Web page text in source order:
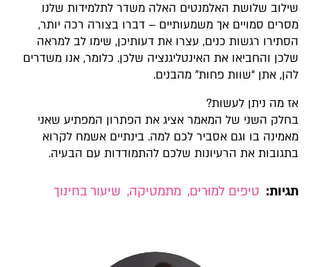
שילוב שלושת האלמנטים האלה משדר לתלמידות שלנו
מסרים סמויים אך משמעותיים – דברו בצורה רכה יותר,
הסתירו רגשות כנים, עצרו את דעותיכן, שימו לב למראה
שלכן והחביאו את האינטליגנציה שלכן. כלומר, אנו משדרים
להן, אתן “שוות פחות” מהבנים.
אז מה ניתן לעשות?
בחלק השני של המאמר אציג את הפתרון המפתיע שאני
מאמינה בו וגם אסביר לכם למה. בינתיים אשמח לקרוא
בתגובות את הרעיונות שלכם להתמודדות עם הבעיה.
תגיות: טיפים למורים, מתמטיקה, שיעור בחינוך